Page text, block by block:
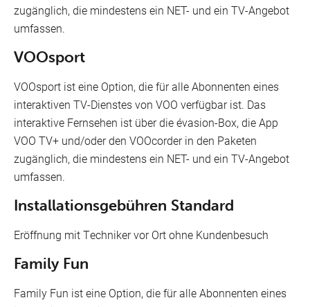
zugänglich, die mindestens ein NET- und ein TV-Angebot
umfassen.
VOOsport
VOOsport ist eine Option, die für alle Abonnenten eines
interaktiven TV-Dienstes von VOO verfügbar ist. Das
interaktive Fernsehen ist über die évasion-Box, die App
VOO TV+ und/oder den VOOcorder in den Paketen
zugänglich, die mindestens ein NET- und ein TV-Angebot
umfassen.
Installationsgebühren Standard
Eröffnung mit Techniker vor Ort ohne Kundenbesuch
Family Fun
Family Fun ist eine Option, die für alle Abonnenten eines